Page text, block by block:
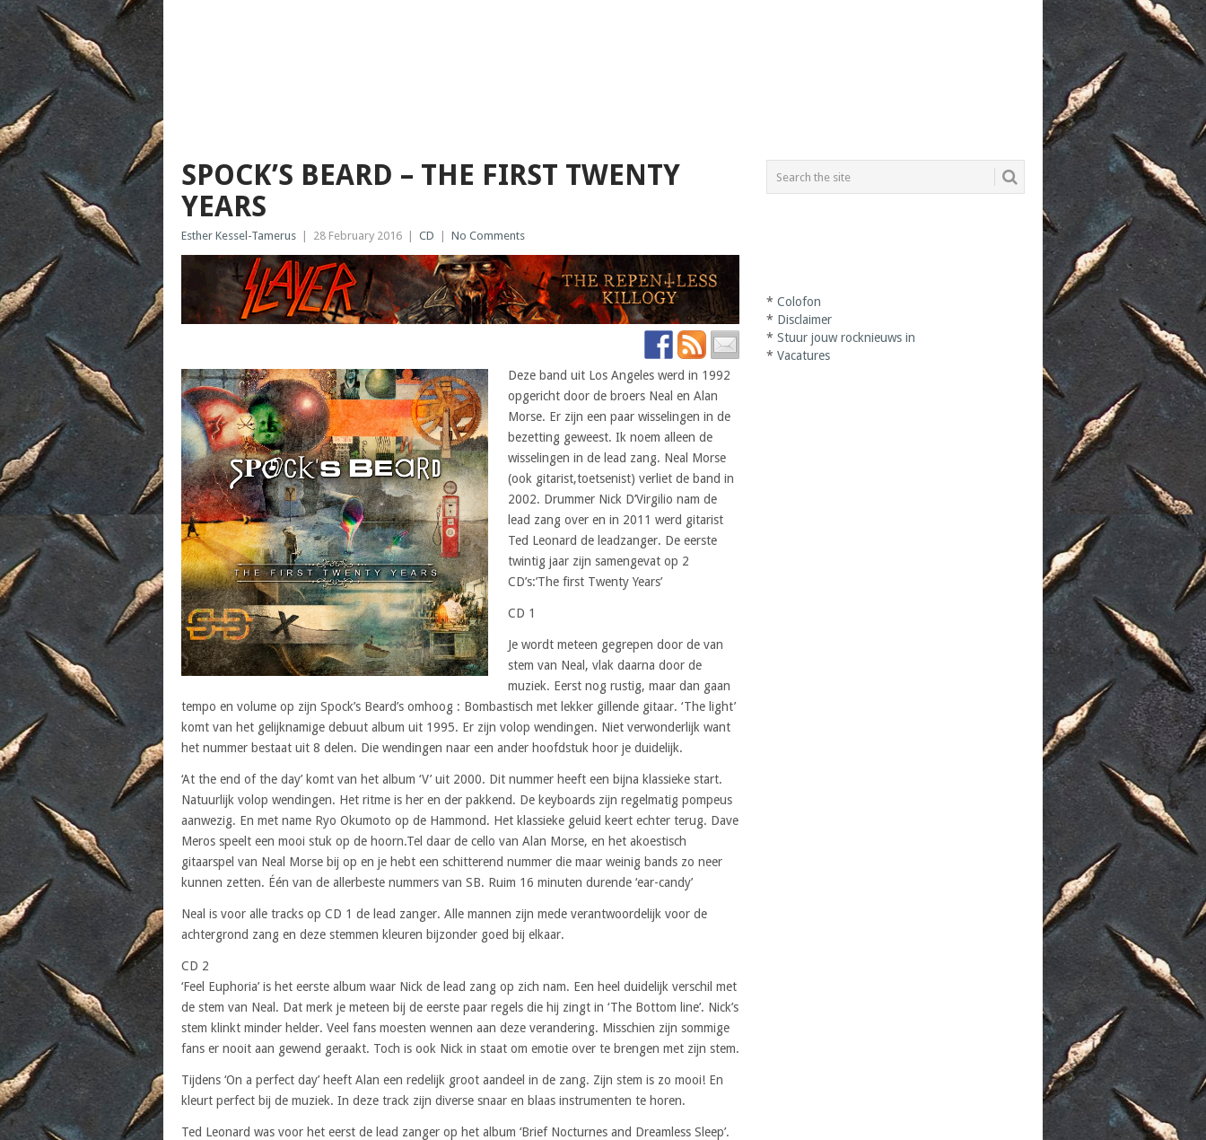
SPOCK’S BEARD – THE FIRST TWENTY
YEARS
Esther Kessel-Tamerus 28 February 2016 CD No Comments
Deze band uit Los Angeles werd in 1992
opgericht door de broers Neal en Alan
Morse. Er zijn een paar wisselingen in de
bezetting geweest. Ik noem alleen de
wisselingen in de lead zang. Neal Morse
(ook gitarist,toetsenist) verliet de band in
2002. Drummer Nick D’Virgilio nam de
lead zang over en in 2011 werd gitarist
Ted Leonard de leadzanger. De eerste
twintig jaar zijn samengevat op 2
CD’s:’The first Twenty Years’
CD 1
Je wordt meteen gegrepen door de van
stem van Neal, vlak daarna door de
muziek. Eerst nog rustig, maar dan gaan
tempo en volume op zijn Spock’s Beard’s omhoog : Bombastisch met lekker gillende gitaar. ‘The light’
komt van het gelijknamige debuut album uit 1995. Er zijn volop wendingen. Niet verwonderlijk want
het nummer bestaat uit 8 delen. Die wendingen naar een ander hoofdstuk hoor je duidelijk.
‘At the end of the day’ komt van het album ‘V’ uit 2000. Dit nummer heeft een bijna klassieke start.
Natuurlijk volop wendingen. Het ritme is her en der pakkend. De keyboards zijn regelmatig pompeus
aanwezig. En met name Ryo Okumoto op de Hammond. Het klassieke geluid keert echter terug. Dave
Meros speelt een mooi stuk op de hoorn.Tel daar de cello van Alan Morse, en het akoestisch
gitaarspel van Neal Morse bij op en je hebt een schitterend nummer die maar weinig bands zo neer
kunnen zetten. Één van de allerbeste nummers van SB. Ruim 16 minuten durende ‘ear-candy’
Neal is voor alle tracks op CD 1 de lead zanger. Alle mannen zijn mede verantwoordelijk voor de
achtergrond zang en deze stemmen kleuren bijzonder goed bij elkaar.
CD 2
‘Feel Euphoria’ is het eerste album waar Nick de lead zang op zich nam. Een heel duidelijk verschil met
de stem van Neal. Dat merk je meteen bij de eerste paar regels die hij zingt in ‘The Bottom line’. Nick’s
stem klinkt minder helder. Veel fans moesten wennen aan deze verandering. Misschien zijn sommige
fans er nooit aan gewend geraakt. Toch is ook Nick in staat om emotie over te brengen met zijn stem.
Tijdens ‘On a perfect day’ heeft Alan een redelijk groot aandeel in de zang. Zijn stem is zo mooi! En
kleurt perfect bij de muziek. In deze track zijn diverse snaar en blaas instrumenten te horen.
Ted Leonard was voor het eerst de lead zanger op het album ‘Brief Nocturnes and Dreamless Sleep’.
*Colofon
* Disclaimer
*Stuur jouw rocknieuws in
*Vacatures